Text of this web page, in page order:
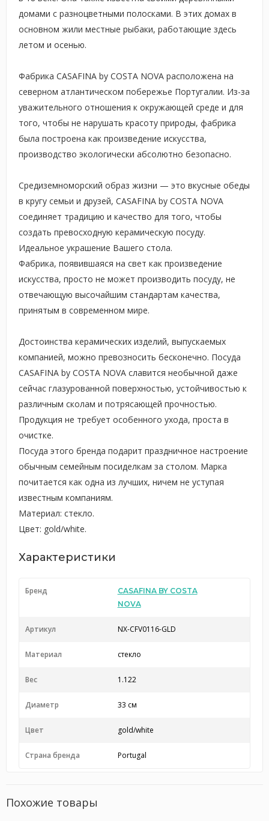
домами с разноцветными полосками. В этих домах в
основном жили местные рыбаки, работающие здесь
летом и осенью.
Фабрика CASAFINA by COSTA NOVA расположена на
северном атлантическом побережье Португалии. Из-за
уважительного отношения к окружающей среде и для
того, чтобы не нарушать красоту природы, фабрика
была построена как произведение искусства,
производство экологически абсолютно безопасно.
Средиземноморский образ жизни — это вкусные обеды
в кругу семьи и друзей, CASAFINA by COSTA NOVA
соединяет традицию и качество для того, чтобы
создать превосходную керамическую посуду.
Идеальное украшение Вашего стола.
Фабрика, появившаяся на свет как произведение
искусства, просто не может производить посуду, не
отвечающую высочайшим стандартам качества,
принятым в современном мире.
Достоинства керамических изделий, выпускаемых
компанией, можно превозносить бесконечно. Посуда
CASAFINA by COSTA NOVA славится необычной даже
сейчас глазурованной поверхностью, устойчивостью к
различным сколам и потрясающей прочностью.
Продукция не требует особенного ухода, проста в
очистке.
Посуда этого бренда подарит праздничное настроение
обычным семейным посиделкам за столом. Марка
почитается как одна из лучших, ничем не уступая
известным компаниям.
Материал: стекло.
Цвет: gold/white.
Характеристики
Бренд
CASAFINA BY COSTA
NOVA
Артикул NX-CFV0116-GLD
Материал стекло
Вес 1.122
Диаметр 33 см
Цвет gold/white
Страна бренда Portugal
Похожие товары